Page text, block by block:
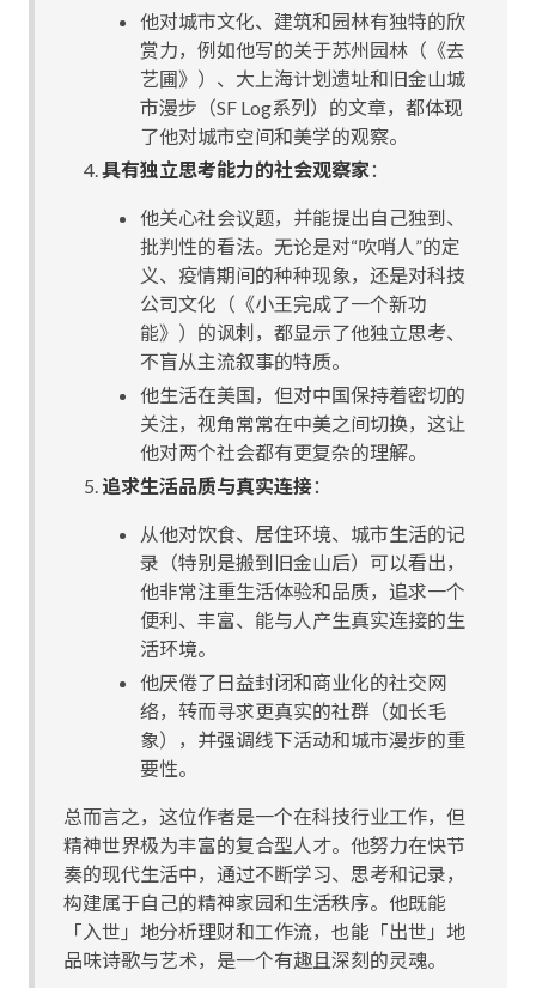
他对城市文化、建筑和园林有独特的欣
赏力，例如他写的关于苏州园林（《去
艺圃》）、大上海计划遗址和旧金山城
市漫步（SF Log系列）的文章，都体现
了他对城市空间和美学的观察。
具有独立思考能力的社会观察家 ：
他关心社会议题，并能提出自己独到、
批判性的看法。无论是对“吹哨人”的定
义、疫情期间的种种现象，还是对科技
公司文化（《小王完成了一个新功
能》）的讽刺，都显示了他独立思考、
不盲从主流叙事的特质。
他生活在美国，但对中国保持着密切的
关注，视角常常在中美之间切换，这让
他对两个社会都有更复杂的理解。
追求生活品质与真实连接：
从他对饮食、居住环境、城市生活的记
录（特别是搬到旧金山后）可以看出，
他非常注重生活体验和品质，追求一个
便利、丰富、能与人产生真实连接的生
活环境。
他厌倦了日益封闭和商业化的社交网
络，转而寻求更真实的社群（如长毛
象），并强调线下活动和城市漫步的重
要性。
总而言之，这位作者是一个在科技行业工作，但
精神世界极为丰富的复合型人才。他努力在快节
奏的现代生活中，通过不断学习、思考和记录，
构建属于自己的精神家园和生活秩序。他既能
「入世」地分析理财和工作流，也能「出世」地
品味诗歌与艺术，是一个有趣且深刻的灵魂。